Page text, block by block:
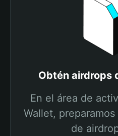
Obtén airdrops
En el área de
Wallet,
de